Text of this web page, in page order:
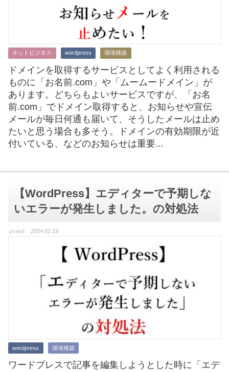
ネットビジネス wordpress 環境構築
ドメインを取得するサービスとしてよく利用される
ものに「お名前.com」や「ムームードメイン」が
あります。どちらもよいサービスですが、「お名
前.com」でドメイン取得すると、お知らせや宣伝
メールが毎日何通も届いて、そうしたメールは止め
たいと思う場合も多そう。ドメインの有効期限が近
付いている、などのお知らせは重要...
【WordPress】エディターで予期しな
いエラーが発生しました。の対処法
2024.02.19
wordpress 環境構築
ワードプレスで記事を編集しようとした時に「エデ